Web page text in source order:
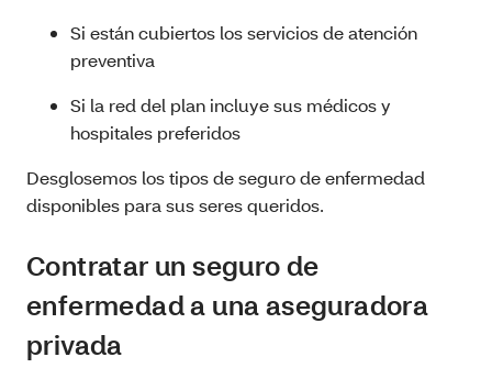
Si están cubiertos los servicios de atención
preventiva
Si la red del plan incluye sus médicos y
hospitales preferidos
Desglosemos los tipos de seguro de enfermedad
disponibles para sus seres queridos.
Contratar un seguro de
enfermedad a una aseguradora
privada